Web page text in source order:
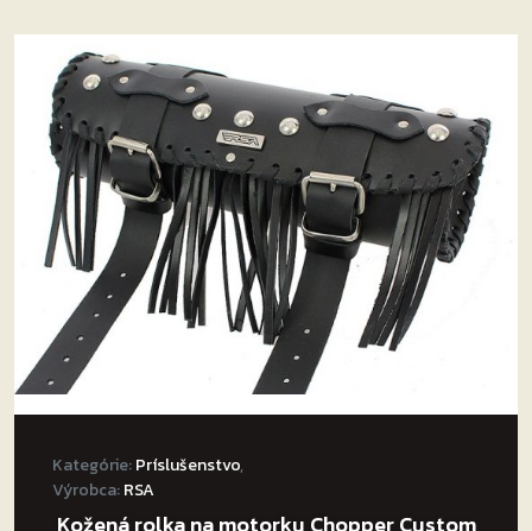
Kategórie:Príslušenstvo,
Výrobca:RSA